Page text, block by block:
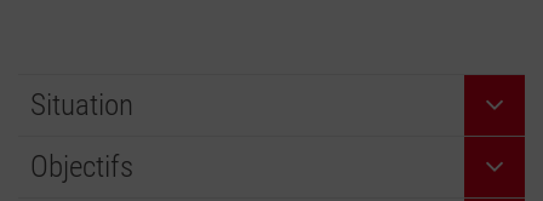
Situation
Objectifs